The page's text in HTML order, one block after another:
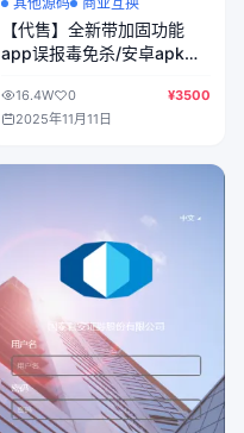
【代售】全新带加固功能
app误报毒免杀/安卓apk自
名签名带分发页系统
16.4W 0
¥3500
2025年11月11日